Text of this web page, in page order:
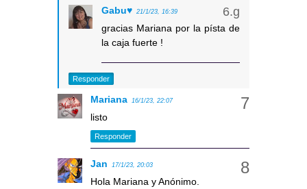
Gabu♥ 21/1/23, 16:39
gracias Mariana por la písta de
la caja fuerte !
Responder
Mariana 16/1/23, 22:07
listo
Responder
Jan 17/1/23, 20:03
Hola Mariana y Anónimo.